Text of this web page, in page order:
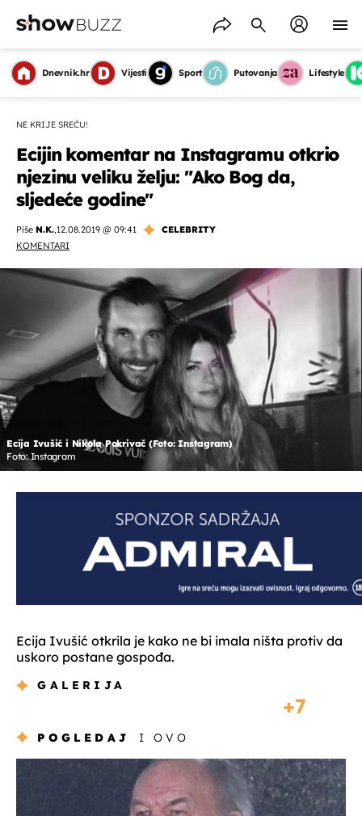
Dnevnik.hr Vijesti Sport Putovanja Lifestyle
NE KRIJE SREĆU!
Ecijin komentar na Instagramu otkrio
njezinu veliku želju: "Ako Bog da,
sljedeće godine"
Piše N.K.,12.08.2019 @ 09:41
CELEBRITY
KOMENTARI
Ecija Ivušić i Nikola Pokrivač (Foto: Instagram)
Foto: Instagram
Ecija Ivušić otkrila je kako ne bi imala ništa protiv da
uskoro postane gospođa.
GALERIJA
7
POGLEDAJ I OVO
OMOGUĆI OBAVIJESTI